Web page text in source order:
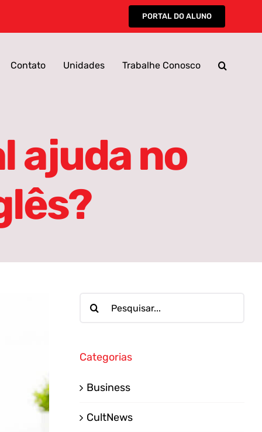
PORTAL DO ALUNO
Contato Unidades Trabalhe Conosco
Abrir
ajuda no
Buscar
Categorias
Business
CultNews